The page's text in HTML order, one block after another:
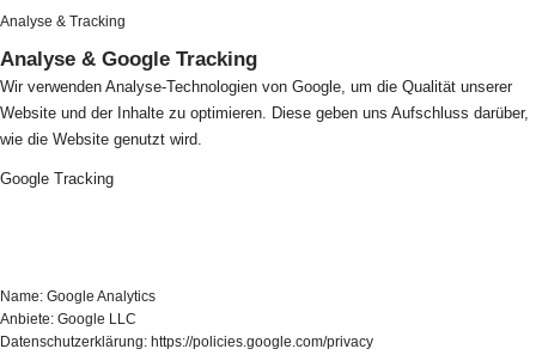
Analyse & Tracking
Analyse & Google Tracking
Wir verwenden Analyse-Technologien von Google, um die Qualität unserer
Website und der Inhalte zu optimieren. Diese geben uns Aufschluss darüber,
wie die Website genutzt wird.
Google Tracking
Name: Google Analytics
Anbiete: Google LLC
Datenschutzerklärung: https://policies.google.com/privacy